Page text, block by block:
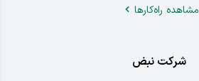
مشاهده راه‌کار‌ها
شرکت نبض